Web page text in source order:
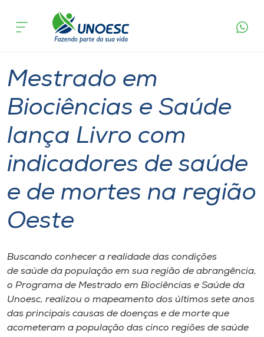
Cursos
Pesquisa
Atendimento ao Estudante
Portal de Ensino
Unoesc
Internacionalização
I.nova
Diplomados
acontece
Oeste
Mestrado em
Biociências e Saúde
lança Livro com
indicadores de saúde
e de mortes na região
Oeste
Buscando conhecer a realidade das condições
de saúde da população em sua região de abrangência,
o Programa de Mestrado em Biociências e Saúde da
Unoesc, realizou o mapeamento dos últimos sete anos
das principais causas de doenças e de morte que
acometeram a população das cinco regiões de saúde